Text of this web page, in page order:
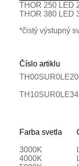
THOR 250 LED
THOR 380 LED
*čistý výstupný
Číslo artiklu
Farba svetla
3000K
4000K